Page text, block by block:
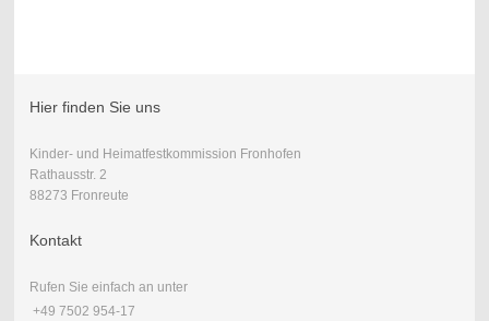
Hier finden Sie uns
Kinder- und Heimatfestkommission Fronhofen
Rathausstr. 2
88273 Fronreute
Kontakt
Rufen Sie einfach an unter
+49 7502 954-17